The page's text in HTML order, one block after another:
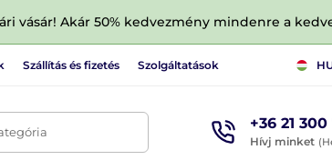
vásár! Akár 50% kedvezmény mindenre a
Szállítás és fizetés Szolgáltatások
+36 21 300
Hívj minket